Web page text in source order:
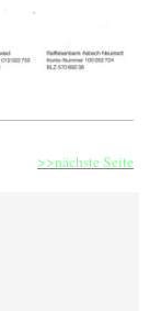
>>nächste Seite